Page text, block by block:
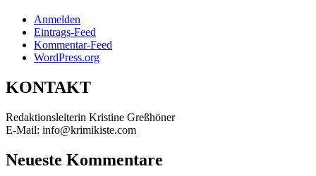
Anmelden
Eintrags-Feed
Kommentar-Feed
WordPress.org
KONTAKT
Redaktionsleiterin Kristine Greßhöner
E-Mail: info@krimikiste.com
Neueste Kommentare